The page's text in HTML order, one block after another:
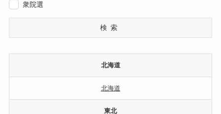
衆院選
検索
北海道
北海道
東北